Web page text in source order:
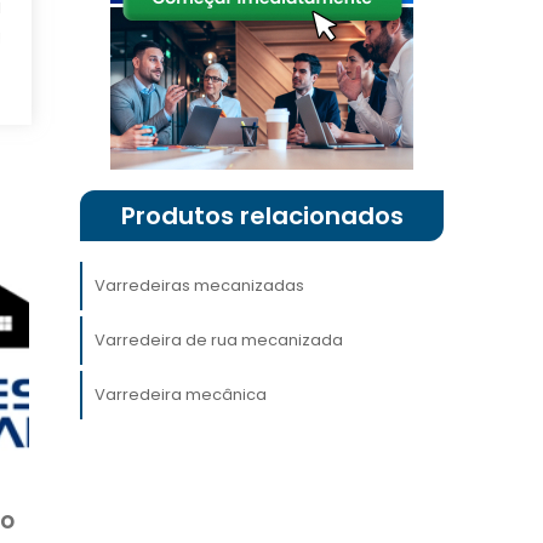
Produtos relacionados
Varredeiras mecanizadas
Varredeira de rua mecanizada
Varredeira mecânica